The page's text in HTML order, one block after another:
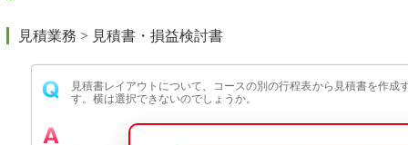
見積業務 > 見積書・損益検討書
見積書レイアウトについて、コースの別の行程表から見積書を作成
す。横は選択できないのでしょうか。